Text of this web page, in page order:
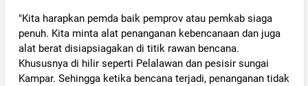
"Kita harapkan pemda baik pemprov atau pemkab siaga
penuh. Kita minta alat penanganan kebencanaan dan juga
alat berat disiapsiagakan di titik rawan bencana.
Khususnya di hilir seperti Pelalawan dan pesisir sungai
Kampar. Sehingga ketika bencana terjadi, penanganan tidak